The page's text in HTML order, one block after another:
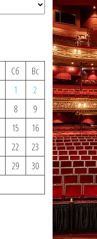
Сб
Вс
1
2
8
9
15
16
22
23
29
30